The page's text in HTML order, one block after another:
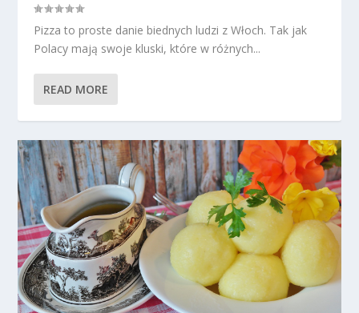
Pizza to proste danie biednych ludzi z Włoch. Tak jak
Polacy mają swoje kluski, które w różnych...
READ MORE